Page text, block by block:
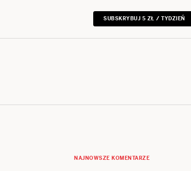
SUBSKRYBUJ 5 ZŁ / TYDZIEŃ
NAJNOWSZE KOMENTARZE